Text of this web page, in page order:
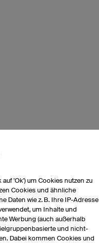
Darttrikots Kinder
'Ok') um Cookies nutzen zu
Cookies und ähnliche
Daten wie z. B. Ihre IP-Adresse
um Inhalte und
Werbung (auch außerhalb
und nicht-
Dabei kommen Cookies und